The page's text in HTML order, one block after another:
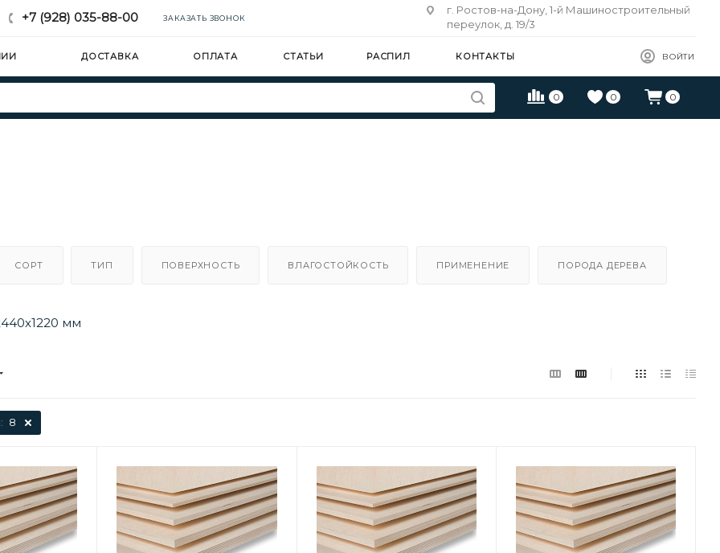
+7 (928) 035-88-00 ЗАКАЗАТЬ ЗВОНОК
г. Ростов-на-Дону, 1-й Машиностроительный
переулок, д. 19/3
ВОЙТИ
ДОСТАВКА ОПЛАТА СТАТЬИ РАСПИЛ КОНТАКТЫ
0 0 0
СОРТ ТИП ПОВЕРХНОСТЬ ВЛАГОСТОЙКОСТЬ ПРИМЕНЕНИЕ ПОРОДА ДЕРЕВА
мм
8